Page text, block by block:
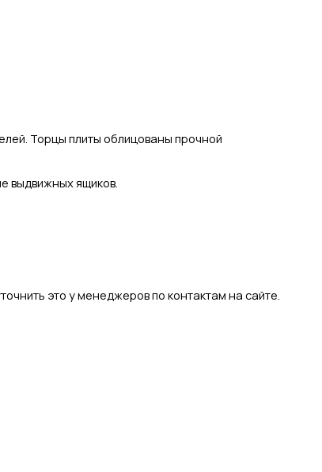
Торцы плиты облицованы прочной
выдвижных ящиков.
это у менеджеров по контактам на сайте.